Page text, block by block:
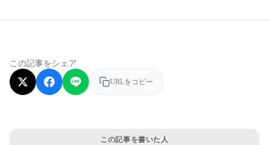
この記事をシェア
URLをコピー
この記事を書いた人